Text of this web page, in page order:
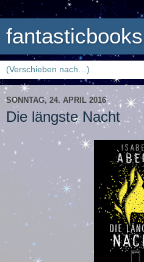
fantasticbooks
SONNTAG, 24. APRIL 2016
Die längste Nacht